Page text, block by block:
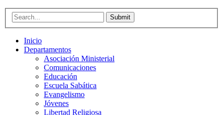
Submit
Inicio
Departamentos
Asociación Ministerial
Comunicaciones
Educación
Escuela Sabática
Evangelismo
Jóvenes
Libertad Religiosa